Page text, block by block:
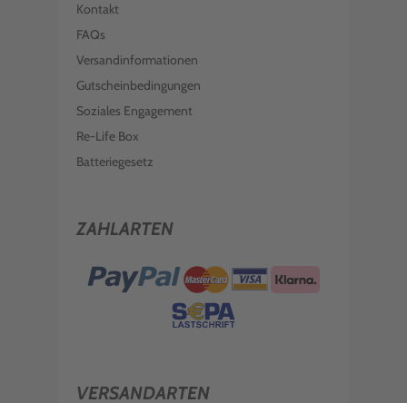
Kontakt
FAQs
Versandinformationen
Gutscheinbedingungen
Soziales Engagement
Re-Life Box
Batteriegesetz
ZAHLARTEN
VERSANDARTEN